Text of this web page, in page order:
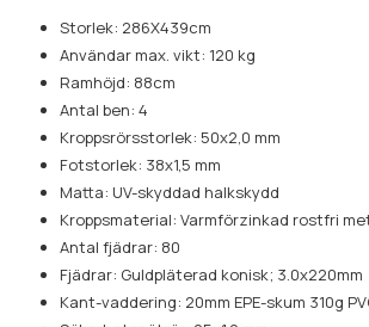
Storlek: 286X439cm
Användar max. vikt: 120 kg
Ramhöjd: 88cm
Antal ben: 4
Kroppsrörsstorlek: 50x2,0 mm
Fotstorlek: 38x1,5 mm
Matta: UV-skyddad halkskydd
Kroppsmaterial: Varmförzinkad rostfri
Antal fjädrar: 80
Fjädrar: Guldpläterad konisk; 3.0x220mm
Kant-vaddering: 20mm EPE-skum 310g